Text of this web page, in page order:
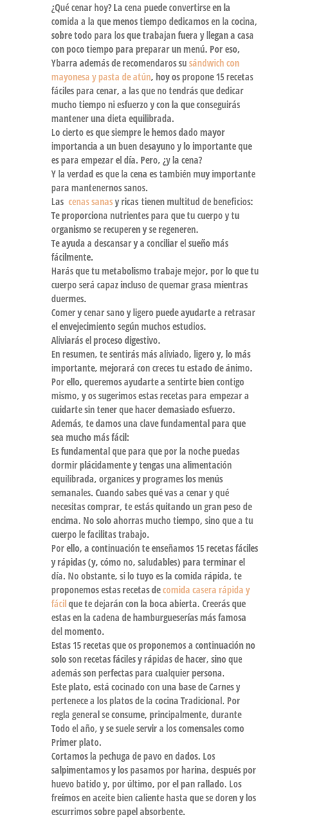
¿Qué cenar hoy? La cena puede convertirse en la
comida a la que menos tiempo dedicamos en la cocina,
sobre todo para los que trabajan fuera y llegan a casa
con poco tiempo para preparar un menú. Por eso,
Ybarra además de recomendaros susándwich con
mayonesa y pasta de atún, hoy os propone 15 recetas
fáciles para cenar, a las que no tendrás que dedicar
mucho tiempo ni esfuerzo y con la que conseguirás
mantener una dieta equilibrada.
Lo cierto es que siempre le hemos dado mayor
importancia a un buen desayuno y lo importante que
es para empezar el día. Pero, ¿y la cena?
Y la verdad es que la cena es también muy importante
para mantenernos sanos.
Las cenas sanasy ricas tienen multitud de beneficios:
Te proporciona nutrientes para que tu cuerpo y tu
organismo se recuperen y se regeneren.
Te ayuda a descansar y a conciliar el sueño más
fácilmente.
Harás que tu metabolismo trabaje mejor, por lo que tu
cuerpo será capaz incluso de quemar grasa mientras
duermes.
Comer y cenar sano y ligero puede ayudarte a retrasar
el envejecimiento según muchos estudios.
Aliviarás el proceso digestivo.
En resumen, te sentirás más aliviado, ligero y, lo más
importante, mejorará con creces tu estado de ánimo.
Por ello, queremos ayudarte a sentirte bien contigo
mismo, y os sugerimos estas recetas para empezar a
cuidarte sin tener que hacer demasiado esfuerzo.
Además, te damos una clave fundamental para que
sea mucho más fácil:
Es fundamental que para que por la noche puedas
dormir plácidamente y tengas una alimentación
equilibrada, organices y programes los menús
semanales. Cuando sabes qué vas a cenar y qué
necesitas comprar, te estás quitando un gran peso de
encima. No solo ahorras mucho tiempo, sino que a tu
cuerpo le facilitas trabajo.
Por ello, a continuación te enseñamos 15 recetas fáciles
y rápidas (y, cómo no, saludables) para terminar el
día. No obstante, si lo tuyo es la comida rápida, te
proponemos estas recetas decomida casera rápida y
fácilque te dejarán con la boca abierta. Creerás que
estas en la cadena de hamburgueserías más famosa
del momento.
Estas 15 recetas que os proponemos a continuación no
solo sonrecetas fáciles y rápidas de hacer, sino que
además son perfectas para cualquier persona.
Este plato, está cocinado con una base de Carnes y
pertenece a los platos de la cocina Tradicional. Por
regla general se consume, principalmente, durante
Todo el año, y se suele servir a los comensales como
Primer plato.
Cortamos la pechuga de pavo en dados. Los
salpimentamos y los pasamos por harina, después por
huevo batido y, por último, por el pan rallado. Los
freímos en aceite bien caliente hasta que se doren y los
escurrimos sobre papel absorbente.